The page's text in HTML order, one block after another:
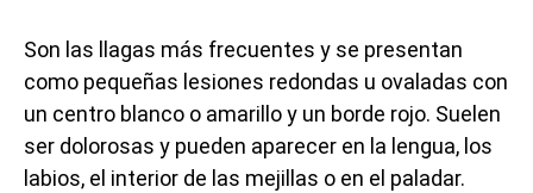
Son las llagas más frecuentes y se presentan
como pequeñas lesiones redondas u ovaladas con
un centro blanco o amarillo y un borde rojo. Suelen
ser dolorosas y pueden aparecer en la lengua, los
labios, el interior de las mejillas o en el paladar.